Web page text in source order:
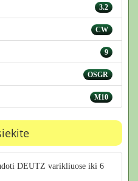
3.2
CW
9
OSGR
M10
DEUTZ varikliuose iki 6